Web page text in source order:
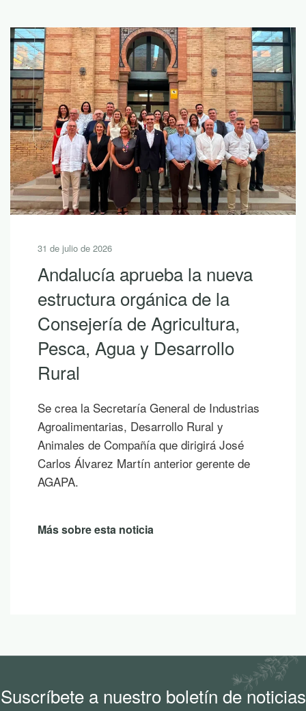
31 de julio de 2026
Andalucía aprueba la nueva
estructura orgánica de la
Consejería de Agricultura,
Pesca, Agua y Desarrollo
Rural
Se crea la Secretaría General de Industrias
Agroalimentarias, Desarrollo Rural y
Animales de Compañía que dirigirá José
Carlos Álvarez Martín anterior gerente de
AGAPA.
Más sobre esta noticia
Suscríbete a nuestro boletín de noticias